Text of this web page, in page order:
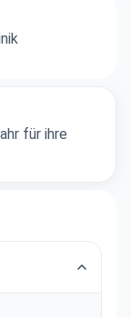
für ihre